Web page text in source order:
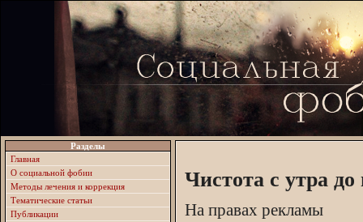
Разделы
Главная
О социальной фобии
Методы лечения и коррекция
Тематические статьи
Публикации
Чистота с утра до
На правах рекламы